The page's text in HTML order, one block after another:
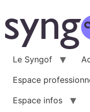
au
contenu
Le Syngof
Espace
Espace infos